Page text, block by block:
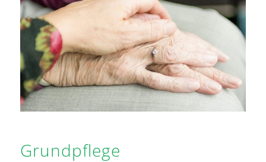
Grund­pflege